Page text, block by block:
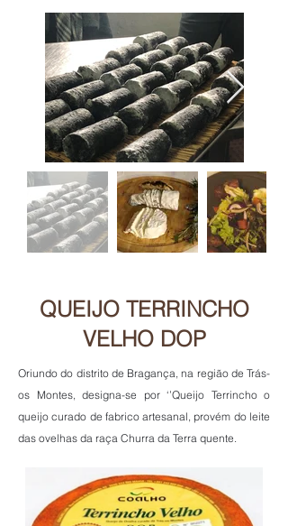
QUEIJO TERRINCHO
VELHO DOP
Oriundo do distrito de Bragança, na região de Trás-
os Montes, designa-se por ‘’Queijo Terrincho o
queijo curado de fabrico artesanal, provém do leite
das ovelhas da raça Churra da Terra quente.